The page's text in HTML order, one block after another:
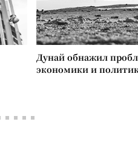
Дунай обнажил
экономики и